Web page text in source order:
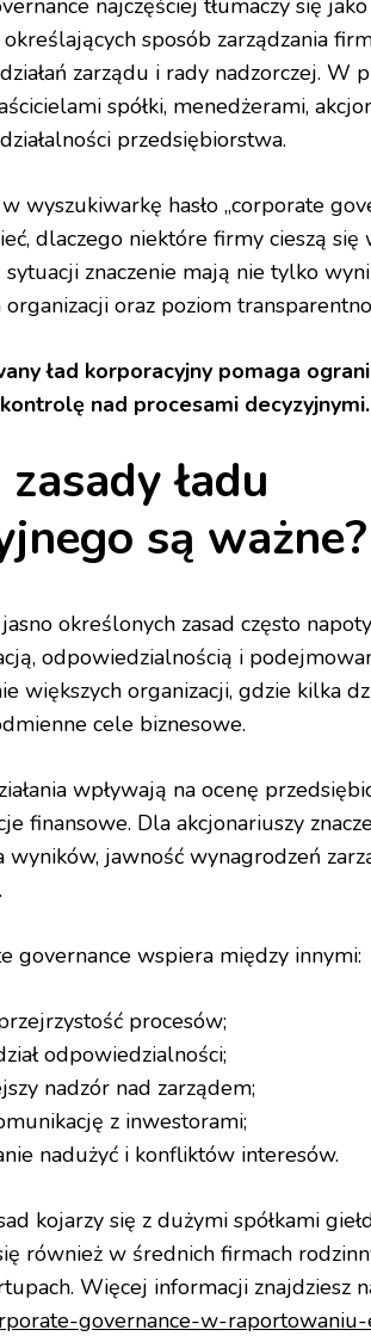
najczęściej tłumaczy się
sposób zarządzania
zarządu i rady nadzorczej. W
spółki, menedżerami,
przedsiębiorstwa.
wyszukiwarkę hasło „corporate
dlaczego niektóre firmy cieszą się
znaczenie mają nie tylko
oraz poziom
ład korporacyjny pomaga
nad procesami decyzyjnymi.
ładu
są ważne?
jasno określonych zasad często
odpowiedzialnością i
większych organizacji, gdzie kilka
cele biznesowe.
wpływają na ocenę
finansowe. Dla akcjonariuszy
wyników, jawność wynagrodzeń
governance wspiera między innymi:
procesów;
odpowiedzialności;
nadzór nad zarządem;
z inwestorami;
nadużyć i konfliktów interesów.
kojarzy się z dużymi spółkami
również w średnich firmach
Więcej informacji znajdziesz
governance-w-